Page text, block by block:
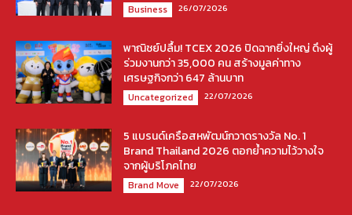
Business 26/07/2026
พาณิชย์ปลื้ม! TCEX 2026 ปิดฉากยิ่งใหญ่ ดึงผู้
ร่วมงานกว่า 35,000 คน สร้างมูลค่าทาง
เศรษฐกิจกว่า 647 ล้านบาท
Uncategorized 22/07/2026
5 แบรนด์เครือสหพัฒน์กวาดรางวัล No. 1
Brand Thailand 2026 ตอกย้ำความไว้วางใจ
จากผู้บริโภคไทย
Brand Move 22/07/2026